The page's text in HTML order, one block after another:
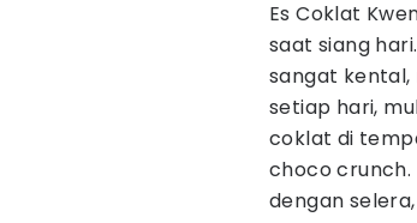
Es Coklat
saat siang
sangat kental,
setiap hari,
coklat di
choco crunch.
dengan